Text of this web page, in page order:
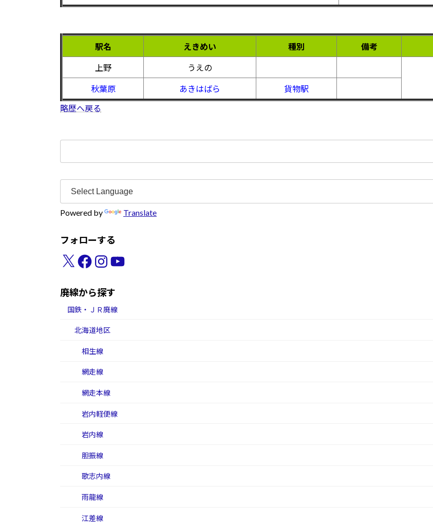
駅名 えきめい 種別 備考
上野
うえの
秋葉原
あきはばら
貨物駅
略歴へ戻る
Powered by Translate
フォローする
X Facebook
InstagramYouTube
廃線から探す
国鉄・ＪＲ廃線
北海道地区
相生線
網走線
網走本線
岩内軽便線
岩内線
胆振線
歌志内線
雨龍線
江差線